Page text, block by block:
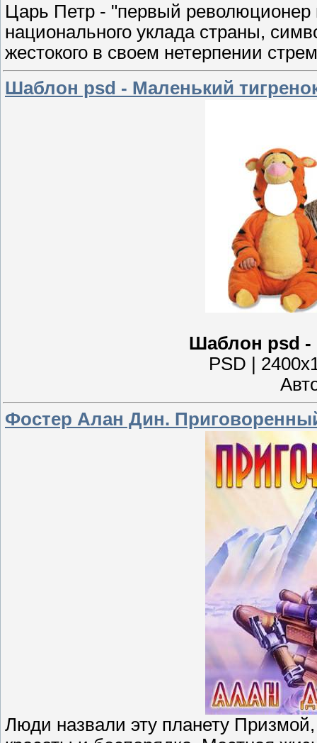
Царь Петр - "первый революционер
национального уклада страны,
жестокого в своем нетерпении
Шаблон psd - Маленький
Шаблон psd -
PSD |
Фостер Алан Дин.
Люди назвали эту планету